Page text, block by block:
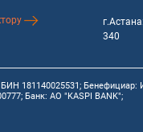
340
БИН 181140025531; Бенефициар:
Банк: АО "KASPI BANK";